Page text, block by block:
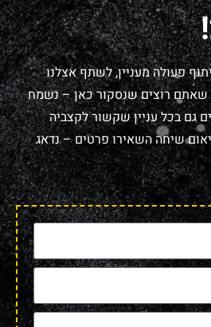
פעולה מעניין, לשתף אצלנו
שאתם רוצים שנסקור כאן – נשמח
גם בכל עניין שקשור לקצביה
שיחה השאירו פרטים – נדאג